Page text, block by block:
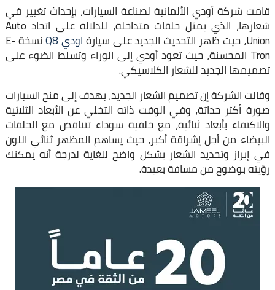
قامت شركة أودي الألمانية لصناعة السيارات، بإحداث تغيير في
شعارها، الذي يمثل حلقات متداخلة، للدلالة على اتحاد Auto
Union، حيث ظهر التحديث الجديد على سيارة اودي Q8 نسخة E-
Tron المحسنة، حيث تعود أودي إلى الوراء وتسلط الضوء على
تصميمها الجديد للشعار الكلاسيكي.
وقالت الشركة إن تصميم الشعار الجديد، يهدف إلى منح السيارات
صورة أكثر حداثة، وفي الوقت ذاته التخلي عن الأبعاد الثلاثية
والاكتفاء بأبعاد ثنائية، مع خلفية سوداء تتناقض مع الحلقات
البيضاء من أجل إشراقة أكبر، حيث يساهم المظهر ثنائي اللون
في إبراز وتحديد الشعار بشكل واضح للغاية لدرجة أنه يمكنك
رؤيته بوضوح من مسافة بعيدة.